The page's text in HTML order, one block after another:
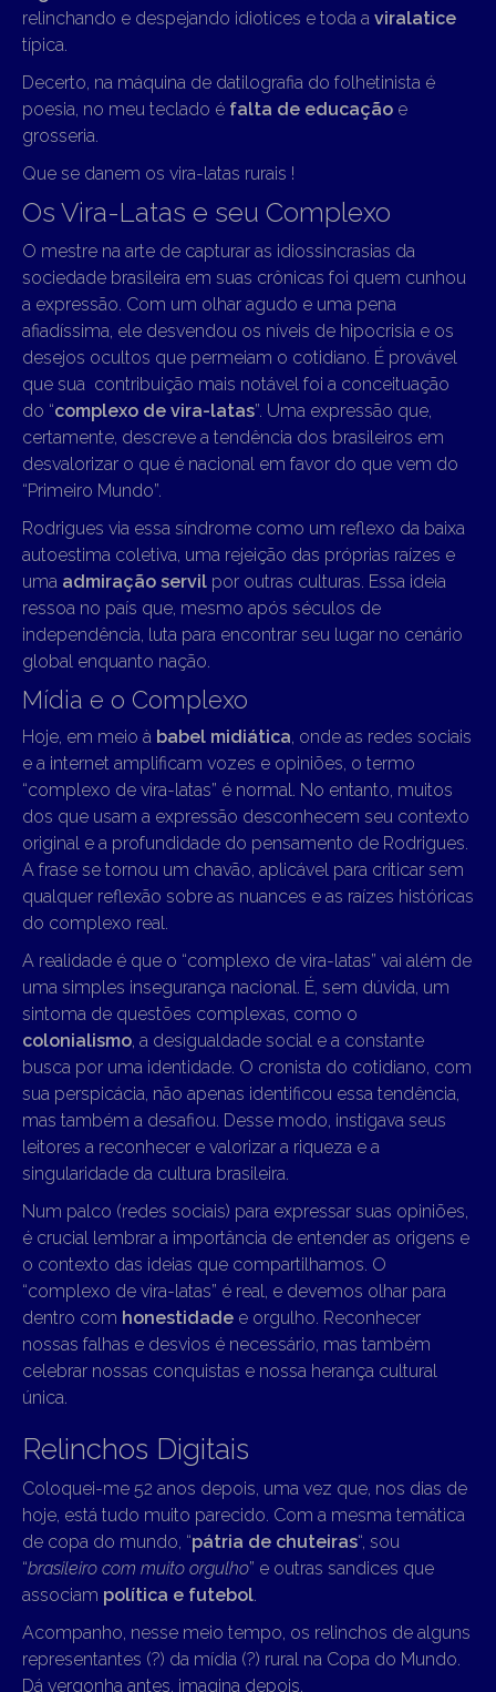
relinchando e despejando idiotices e toda a viralatice
típica.
Decerto, na máquina de datilografia do folhetinista é
poesia, no meu teclado é falta de educação e
grosseria.
Que se danem os vira-latas rurais !
Os Vira-Latas e seu Complexo
O mestre na arte de capturar as idiossincrasias da
sociedade brasileira em suas crônicas foi quem cunhou
a expressão. Com um olhar agudo e uma pena
afiadíssima, ele desvendou os níveis de hipocrisia e os
desejos ocultos que permeiam o cotidiano. É provável
que sua contribuição mais notável foi a conceituação
do “complexo de vira-latas”. Uma expressão que,
certamente, descreve a tendência dos brasileiros em
desvalorizar o que é nacional em favor do que vem do
“Primeiro Mundo”.
Rodrigues via essa síndrome como um reflexo da baixa
autoestima coletiva, uma rejeição das próprias raízes e
uma admiração servil por outras culturas. Essa ideia
ressoa no país que, mesmo após séculos de
independência, luta para encontrar seu lugar no cenário
global enquanto nação.
Mídia e o Complexo
Hoje, em meio à babel midiática, onde as redes sociais
e a internet amplificam vozes e opiniões, o termo
“complexo de vira-latas” é normal. No entanto, muitos
dos que usam a expressão desconhecem seu contexto
original e a profundidade do pensamento de Rodrigues.
A frase se tornou um chavão, aplicável para criticar sem
qualquer reflexão sobre as nuances e as raízes históricas
do complexo real.
A realidade é que o “complexo de vira-latas” vai além de
uma simples insegurança nacional. É, sem dúvida, um
sintoma de questões complexas, como o
colonialismo, a desigualdade social e a constante
busca por uma identidade. O cronista do cotidiano, com
sua perspicácia, não apenas identificou essa tendência,
mas também a desafiou. Desse modo, instigava seus
leitores a reconhecer e valorizar a riqueza e a
singularidade da cultura brasileira.
Num palco (redes sociais) para expressar suas opiniões,
é crucial lembrar a importância de entender as origens e
o contexto das ideias que compartilhamos. O
“complexo de vira-latas” é real, e devemos olhar para
dentro com honestidade e orgulho. Reconhecer
nossas falhas e desvios é necessário, mas também
celebrar nossas conquistas e nossa herança cultural
única.
Relinchos Digitais
Coloquei-me 52 anos depois, uma vez que, nos dias de
hoje, está tudo muito parecido. Com a mesma temática
de copa do mundo, “pátria de chuteiras“, sou
“brasileiro com muito orgulho” e outras sandices que
associam política e futebol.
Acompanho, nesse meio tempo, os relinchos de alguns
representantes (?) da mídia (?) rural na Copa do Mundo.
Dá vergonha antes, imagina depois.